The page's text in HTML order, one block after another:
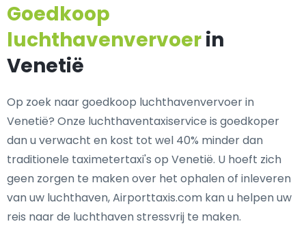
Goedkoop
luchthavenvervoerin
Venetië
Op zoek naar goedkoop luchthavenvervoer in
Venetië? Onze luchthaventaxiservice is goedkoper
dan u verwacht en kost tot wel 40% minder dan
traditionele taximetertaxi's op Venetië. U hoeft zich
geen zorgen te maken over het ophalen of inleveren
van uw luchthaven, Airporttaxis.com kan u helpen uw
reis naar de luchthaven stressvrij te maken.